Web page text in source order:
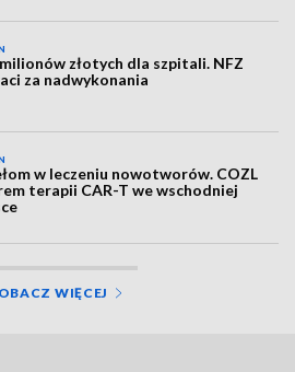
złotych dla szpitali. NFZ
za nadwykonania
w leczeniu nowotworów. COZL
terapii CAR-T we wschodniej
WIĘCEJ